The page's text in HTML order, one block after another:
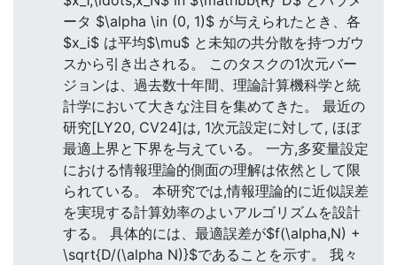
ータ $\alpha \in (0, 1)$ が与えられたとき、各
$x_i$ は平均$\mu$ と未知の共分散を持つガウ
スから引き出される。 このタスクの1次元バー
ジョンは、過去数十年間、理論計算機科学と統
計学において大きな注目を集めてきた。 最近の
研究[LY20, CV24]は, 1次元設定に対して, ほぼ
最適上界と下界を与えている。 一方,多変量設定
における情報理論的側面の理解は依然として限
られている。 本研究では,情報理論的に近似誤差
を実現する計算効率のよいアルゴリズムを設計
する。 具体的には、最適誤差が$f(\alpha,N) +
\sqrt{D/(\alpha N)}$であることを示す。 我々